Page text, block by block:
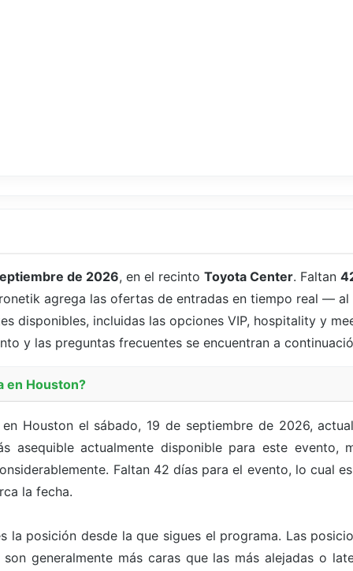
de 2026, en el recinto Toyota Center. Faltan
agrega las ofertas de entradas en tiempo real —
disponibles, incluidas las opciones VIP, hospitality y
y las preguntas frecuentes se encuentran a
en Houston?
Houston el sábado, 19 de septiembre de 2026,
asequible actualmente disponible para este evento,
Faltan 42 días para el evento, lo cual
la fecha.
posición desde la que sigues el programa. Las
generalmente más caras que las más alejadas o